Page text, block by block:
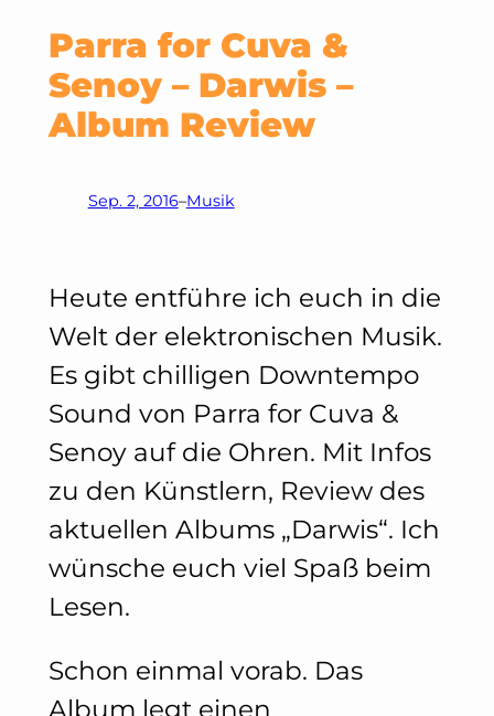
Parra for Cuva &
Senoy – Darwis –
Album Review
Sep. 2, 2016–Musik
Heute entführe ich euch in die
Welt der elektronischen Musik.
Es gibt chilligen Downtempo
Sound von Parra for Cuva &
Senoy auf die Ohren. Mit Infos
zu den Künstlern, Review des
aktuellen Albums „Darwis“. Ich
wünsche euch viel Spaß beim
Lesen.
Schon einmal vorab. Das
Album legt einen